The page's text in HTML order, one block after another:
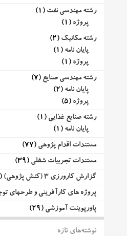
رشته مهندسی نفت (1)
پروژه (1)
رشته مکانیک (2)
پایان نامه (1)
پروژه (1)
رشته مهندسی صنایع (7)
پایان نامه (2)
پروژه (5)
رشته صنایع غذایی (1)
پایان نامه (1)
مستندات اقدام پژوهی (77)
مستندات تجربیات شغلی (39)
گزارش کارورزی 3 (کنش پژوهی)
(4)
پروژه های کارآفرینی و طرحهای
پاورپوینت آموزشی (29)
نوشته‌های تازه